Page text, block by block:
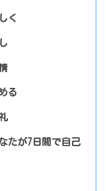
く
る
たが7日間で自己